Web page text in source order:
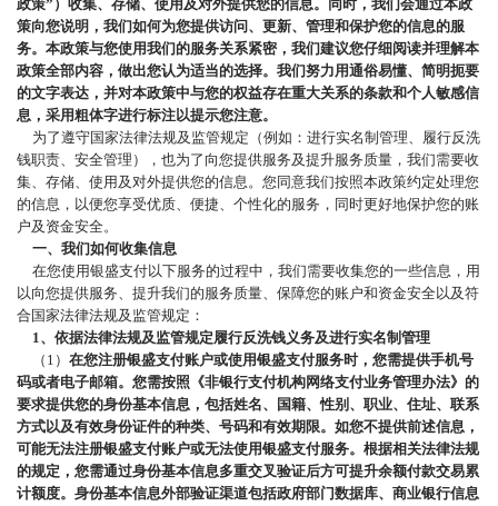
政策”）收集、存储、使用及对外提供您的信息。同时，我们会通过本政
策向您说明，我们如何为您提供访问、更新、管理和保护您的信息的服
务。本政策与您使用我们的服务关系紧密，我们建议您仔细阅读并理解本
政策全部内容，做出您认为适当的选择。我们努力用通俗易懂、简明扼要
的文字表达，并对本政策中与您的权益存在重大关系的条款和个人敏感信
息，采用粗体字进行标注以提示您注意。
为了遵守国家法律法规及监管规定（例如：进行实名制管理、履行反洗
钱职责、安全管理），也为了向您提供服务及提升服务质量，我们需要收
集、存储、使用及对外提供您的信息。您同意我们按照本政策约定处理您
的信息，以便您享受优质、便捷、个性化的服务，同时更好地保护您的账
户及资金安全。
一、我们如何收集信息
在您使用银盛支付以下服务的过程中，我们需要收集您的一些信息，用
以向您提供服务、提升我们的服务质量、保障您的账户和资金安全以及符
合国家法律法规及监管规定：
1、依据法律法规及监管规定履行反洗钱义务及进行实名制管理
（ 1） 在您注册银盛支付账户或使用银盛支付服务时，您需提供手机号
码或者电子邮箱。您需按照《非银行支付机构网络支付业务管理办法》的
要求提供您的身份基本信息，包括姓名、国籍、性别、职业、住址、联系
方式以及有效身份证件的种类、号码和有效期限。如您不提供前述信息，
可能无法注册银盛支付账户或无法使用银盛支付服务。根据相关法律法规
的规定，您需通过身份基本信息多重交叉验证后方可提升余额付款交易累
计额度。身份基本信息外部验证渠道包括政府部门数据库、商业银行信息